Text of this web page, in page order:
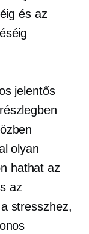
és az
jelentős
olyan
hathat az
az
stresszhez,